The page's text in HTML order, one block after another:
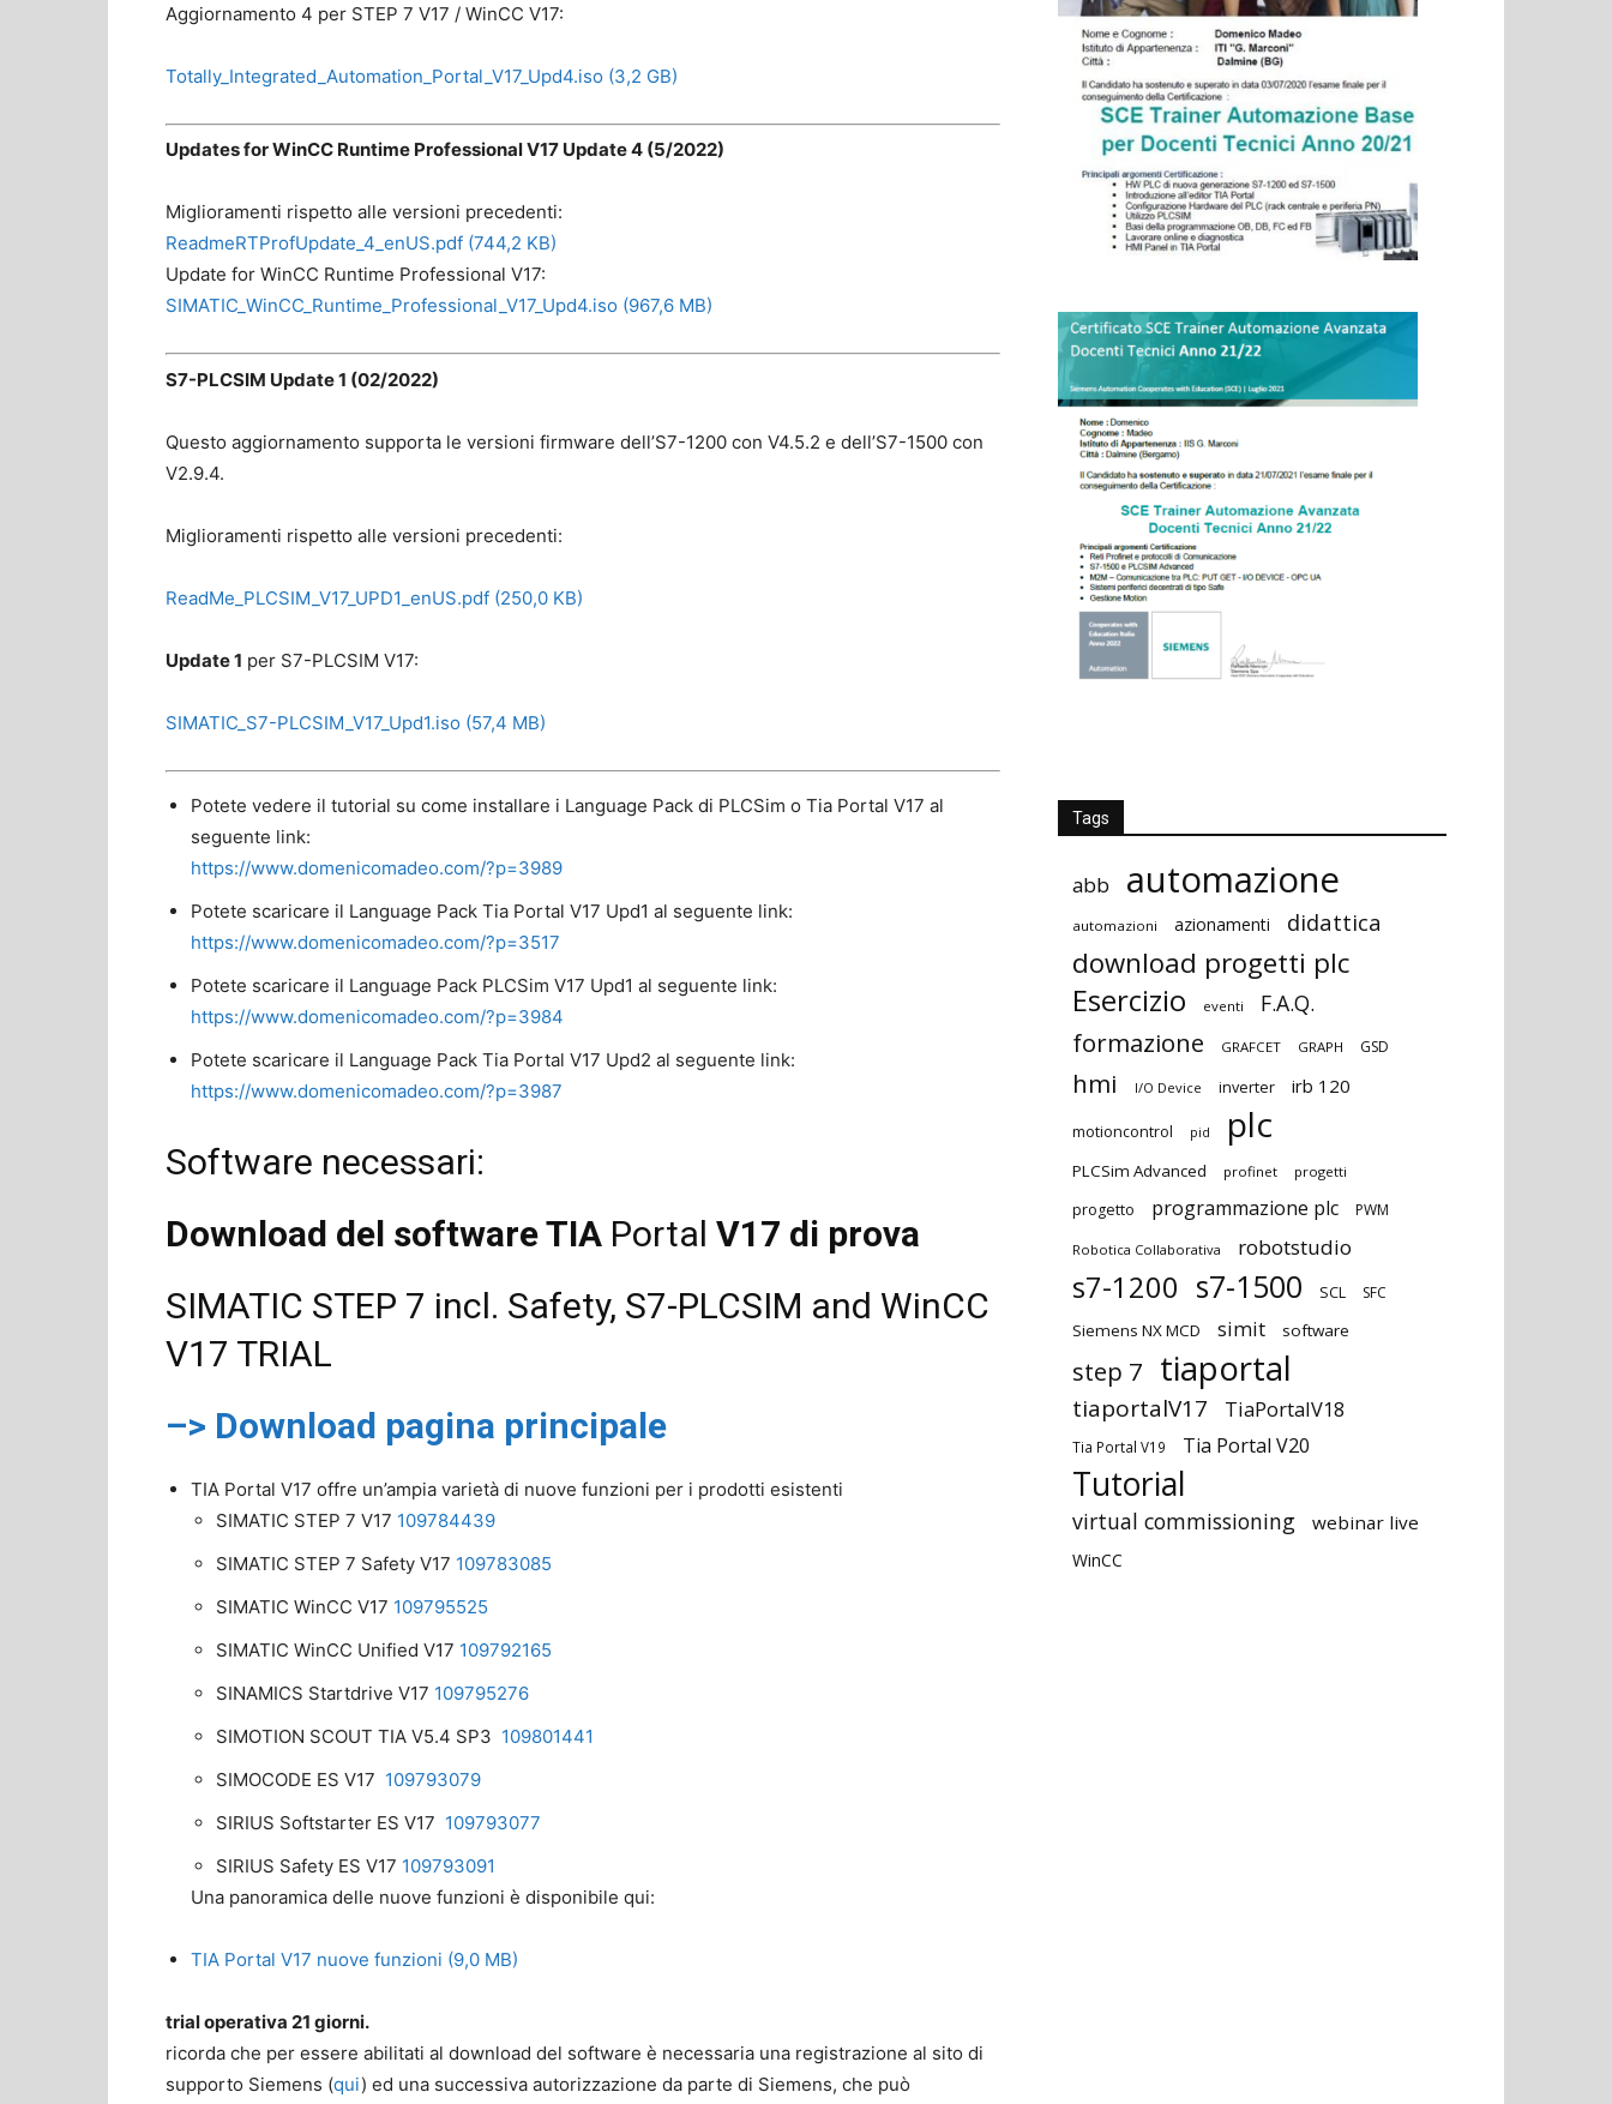
Aggiornamento 4 per STEP 7 V17 / WinCC V17:
Totally_Integrated_Automation_Portal_V17_Upd4.iso (3,2 GB)
Updates for WinCC Runtime Professional V17 Update 4 (5/2022)
Miglioramenti rispetto alle versioni precedenti:
ReadmeRTProfUpdate_4_enUS.pdf (744,2 KB)
Update for WinCC Runtime Professional V17:
SIMATIC_WinCC_Runtime_Professional_V17_Upd4.iso (967,6 MB)
S7-PLCSIM Update 1 (02/2022)
Questo aggiornamento supporta le versioni firmware dell’S7-1200 con V4.5.2 e dell’S7-1500 con
V2.9.4.
Miglioramenti rispetto alle versioni precedenti:
ReadMe_PLCSIM_V17_UPD1_enUS.pdf (250,0 KB)
Update 1 per S7-PLCSIM V17:
SIMATIC_S7-PLCSIM_V17_Upd1.iso (57,4 MB)
Potete vedere il tutorial su come installare i Language Pack di PLCSim o Tia Portal V17 al
seguente link:
https://www.domenicomadeo.com/?p=3989
Potete scaricare il Language Pack Tia Portal V17 Upd1 al seguente link:
https://www.domenicomadeo.com/?p=3517
Potete scaricare il Language Pack PLCSim V17 Upd1 al seguente link:
https://www.domenicomadeo.com/?p=3984
Potete scaricare il Language Pack Tia Portal V17 Upd2 al seguente link:
https://www.domenicomadeo.com/?p=3987
Software necessari:
Download del software TIA Portal V17 di prova
SIMATIC STEP 7 incl. Safety, S7-PLCSIM and WinCC
V17 TRIAL
–> Download pagina principale
TIA Portal V17 offre un’ampia varietà di nuove funzioni per i prodotti esistenti
SIMATIC STEP 7 V17 109784439
SIMATIC STEP 7 Safety V17 109783085
SIMATIC WinCC V17 109795525
SIMATIC WinCC Unified V17 109792165
SINAMICS Startdrive V17 109795276
SIMOTION SCOUT TIA V5.4 SP3 109801441
SIMOCODE ES V17 109793079
SIRIUS Softstarter ES V17 109793077
SIRIUS Safety ES V17 109793091
Una panoramica delle nuove funzioni è disponibile qui:
TIA Portal V17 nuove funzioni (9,0 MB)
trial operativa 21 giorni.
ricorda che per essere abilitati al download del software è necessaria una registrazione al sito di
supporto Siemens (qui) ed una successiva autorizzazione da parte di Siemens, che può
Tags
abb automazione
automazioni azionamenti didattica
download progetti plc
Esercizio eventi F.A.Q.
formazione GRAFCET GRAPH GSD
hmi I/O Device inverter irb 120
motioncontrol pid plc
PLCSim Advanced profinet progetti
progetto programmazione plc PWM
Robotica Collaborativa robotstudio
s7-1200 s7-1500 SCL SFC
Siemens NX MCD simit software
step 7 tiaportal
tiaportalV17 TiaPortalV18
Tia Portal V19 Tia Portal V20
Tutorial
virtual commissioning webinar live
WinCC